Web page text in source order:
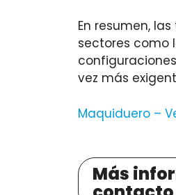
En resumen,
sectores como
vez más
Maquiduero –
Más